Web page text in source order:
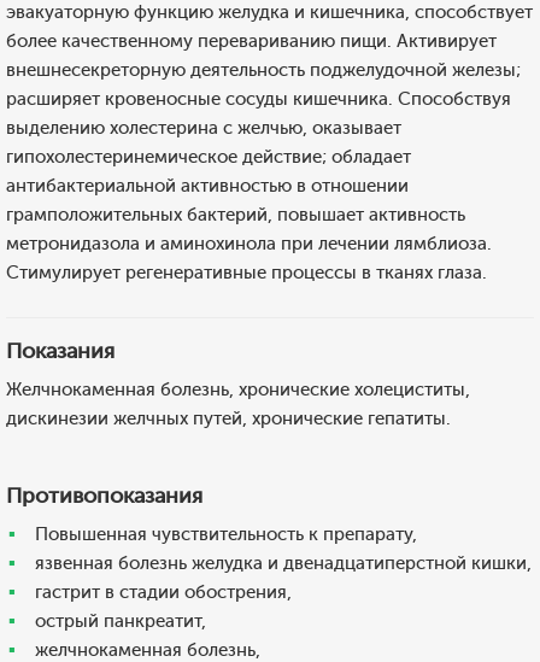
эвакуаторную функцию желудка и кишечника, способствует
более качественному перевариванию пищи. Активирует
внешнесекреторную деятельность поджелудочной железы;
расширяет кровеносные сосуды кишечника. Способствуя
выделению холестерина с желчью, оказывает
гипохолестеринемическое действие; обладает
антибактериальной активностью в отношении
грамположительных бактерий, повышает активность
метронидазола и аминохинола при лечении лямблиоза.
Стимулирует регенеративные процессы в тканях глаза.
Показания
Желчнокаменная болезнь, хронические холециститы,
дискинезии желчных путей, хронические гепатиты.
Противопоказания
Повышенная чувствительность к препарату,
язвенная болезнь желудка и двенадцатиперстной кишки,
гастрит в стадии обострения,
острый панкреатит,
желчнокаменная болезнь,